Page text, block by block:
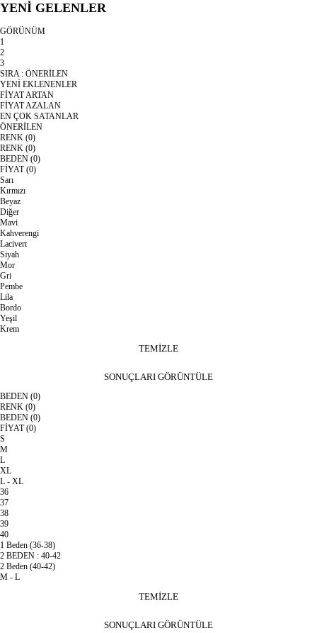
YENİ GELENLER
GÖRÜNÜM
1
2
3
SIRA : ÖNERİLEN
YENİ EKLENENLER
FİYAT ARTAN
FİYAT AZALAN
EN ÇOK SATANLAR
ÖNERİLEN
RENK (0)
RENK (0)
BEDEN (0)
FİYAT(0)
Sarı
Kırmızı
Beyaz
Diğer
Mavi
Kahverengi
Lacivert
Siyah
Mor
Gri
Pembe
Lila
Bordo
Yeşil
Krem
TEMİZLE
SONUÇLARI GÖRÜNTÜLE
BEDEN (0)
RENK (0)
BEDEN (0)
FİYAT(0)
S
M
L
XL
L - XL
36
37
38
39
40
1 Beden (36-38)
2 BEDEN : 40-42
2 Beden (40-42)
M - L
TEMİZLE
SONUÇLARI GÖRÜNTÜLE